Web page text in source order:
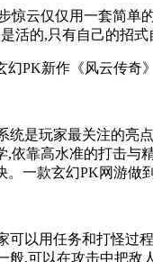
惊云仅仅用一套简单
活的,只有自己的招
幻PK新作《风云传奇
统是玩家最关注的亮
,依靠高水准的打击与
一款玄幻PK网游做
可以用任务和打怪过
般,可以在攻击中把敌